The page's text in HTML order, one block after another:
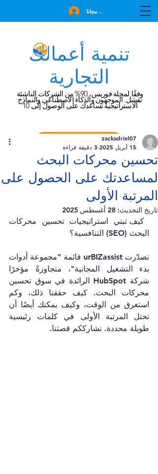
تنمية أعمالك
التجارية
وفقًا لمجلة فوربس، 90% من الشركات الناشئة
تفشل. الموجهون والذكاء الاصطناعي والنماذج
الاستراتيجية تساعدك على الوصول إلى 10
احجز استشارة مجانية
انضم مجانا
تحسين محركات البحث
لمساعدتك على الحصول على
المرتبة الأولى
zackadriel07
15 أبريل 2025
3 دقيقة قراءة
تاريخ التحديث: 28 أغسطس 2025
البحث (SEO) التنافسية؟
طويلة محددة. نشارككم قصتنا.